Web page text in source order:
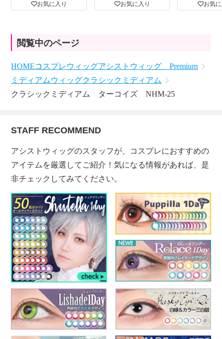
お気に入り お気に入り お気
閲覧中のページ
HOMEコスプレウィッグアシストウィッグ Premium
ミディアムウィッグクラシックミディアム
クラシックミディアム ターコイズ NHM-25
STAFF RECOMMEND
アシストウィッグのスタッフが、コスプレにおすすめの
アイテムを厳選してご紹介！気になる情報があれば、是
非チェックしてみてください。